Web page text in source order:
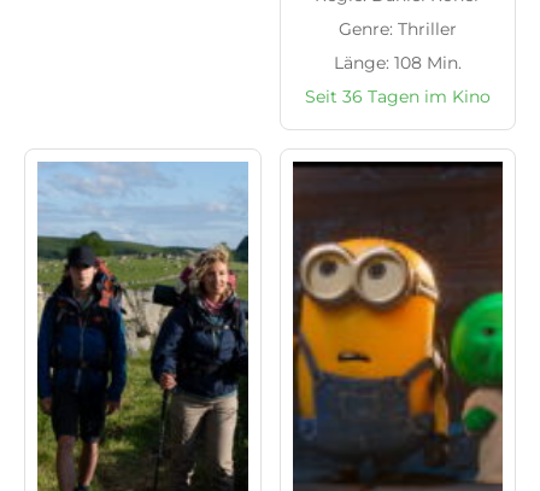
Genre: Thriller
Länge: 108 Min.
Seit 36 Tagen im Kino